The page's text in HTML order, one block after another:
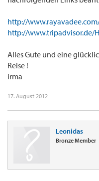
http://
http://www.tripadvisor.de/
Alles Gute und eine
Reise !
irma
17. August 2012
Leonidas
Bronze Member